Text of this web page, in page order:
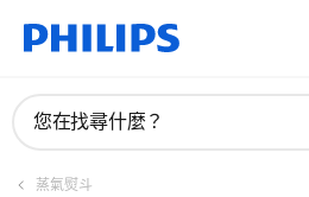
您在找尋什麼？
蒸氣熨斗